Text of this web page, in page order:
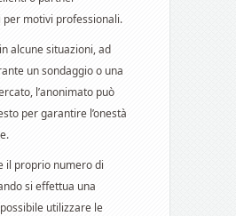
motivi professionali.
alcune situazioni, ad
un sondaggio o una
l’anonimato può
per garantire l’onestà
il proprio numero di
si effettua una
utilizzare le